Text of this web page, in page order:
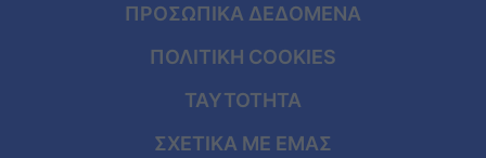
ΠΡΟΣΩΠΙΚΑ ΔΕΔΟΜΕΝΑ
ΠΟΛΙΤΙΚΗ COOKIES
ΤΑΥΤΟΤΗΤΑ
ΣΧΕΤΙΚΑ ΜΕ ΕΜΑΣ